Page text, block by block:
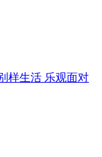
样生活 乐观面对